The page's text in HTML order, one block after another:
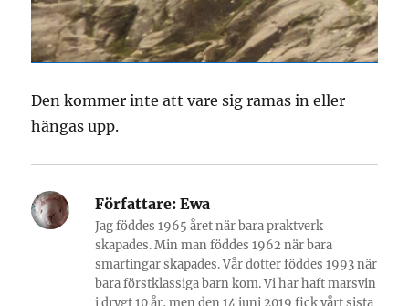
Den kommer inte att vare sig ramas in eller
hängas upp.
Författare: Ewa
Jag föddes 1965 året när bara praktverk
skapades. Min man föddes 1962 när bara
smartingar skapades. Vår dotter föddes 1993 när
bara förstklassiga barn kom. Vi har haft marsvin